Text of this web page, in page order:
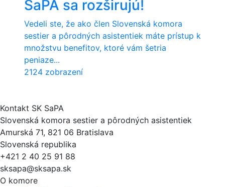
SaPA sa rozširujú!
Vedeli ste, že ako člen Slovenská komora
sestier a pôrodných asistentiek máte prístup k
množstvu benefitov, ktoré vám šetria
peniaze...
2124 zobrazení
Kontakt SK SaPA
Slovenská komora sestier a pôrodných asistentiek
Amurská 71, 821 06 Bratislava
Slovenská republika
+421 2 40 25 91 88
sksapa@sksapa.sk
O komore